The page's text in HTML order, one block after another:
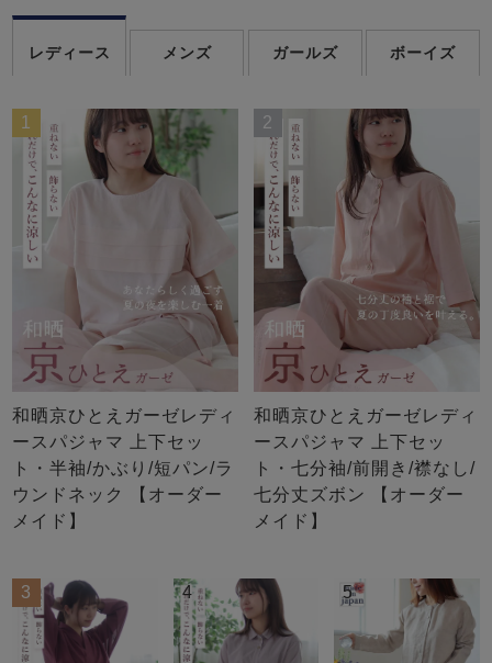
レディース メンズ ガールズ ボーイズ
1
和晒京ひとえガーゼレディ
ースパジャマ 上下セッ
ト・半袖/かぶり/短パン/ラ
ウンドネック 【オーダー
メイド】
2
和晒京ひとえガーゼレディ
ースパジャマ 上下セッ
ト・七分袖/前開き/襟なし/
七分丈ズボン 【オーダー
メイド】
3 4 5